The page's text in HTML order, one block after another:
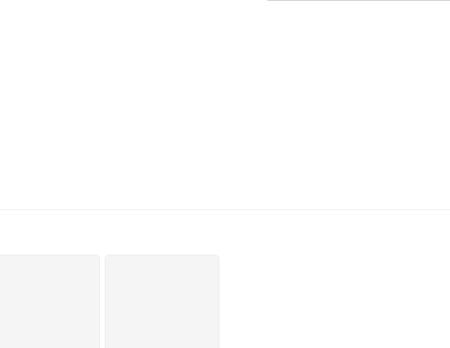
.
동의하지를 않는다. 큰 소리로 야단을 치거나 매를 들지는 않지만 현우는 실망한
엄마의 결정을 그대로 따른다. 일류대 법대를 나왔지만 사법시험을 준비하다가 실
고 무심한 얼굴을 할 뿐, 현우에게 관심과 애정을 기울이지 않는다. 더구나 현우
문에 잘못한 거라고, 불쌍한 건 아빠 때문에 외할머니한테 무시당하는 엄마라고
응도 채 하기 전에 시험을 잘 봐야 한다는 압박감에 사로잡힌 현우는 시험 날 눈앞
에서 치료를 받게 된다. 그러나 현우에게 소아 정신과의 치료는 실수해서는 안 되